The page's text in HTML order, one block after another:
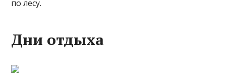
по лесу.
Дни отдыха